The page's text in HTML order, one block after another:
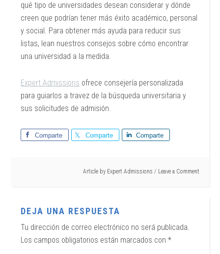
qué tipo de universidades desean considerar y dónde
creen que podrían tener más éxito académico, personal
y social. Para obtener más ayuda para reducir sus
listas, lean nuestros consejos sobre cómo encontrar
una universidad a la medida.
Expert Admissions ofrece consejería personalizada
para guiarlos a travez de la búsqueda universitaria y
sus solicitudes de admisión.
Comparte Comparte Comparte
Article by Expert Admissions Leave a Comment
DEJA UNA RESPUESTA
Tu dirección de correo electrónico no será publicada.
Los campos obligatorios están marcados con*